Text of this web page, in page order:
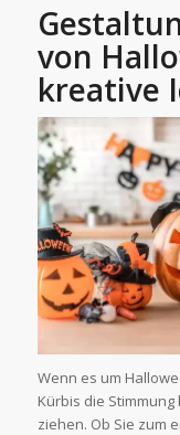
von
kreative
Wenn es um
Kürbis die
ziehen. Ob Sie zum